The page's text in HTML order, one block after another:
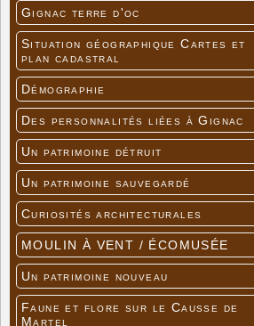
Gignac terre d'oc
Situation géographique Cartes et
plan cadastral
Démographie
Des personnalités liées à Gignac
Un patrimoine détruit
Un patrimoine sauvegardé
Curiosités architecturales
MOULIN À VENT / ÉCOMUSÉE
Un patrimoine nouveau
Faune et flore sur le Causse de
Martel